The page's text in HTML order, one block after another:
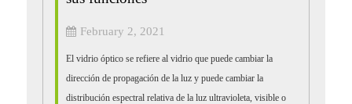
February 2, 2021
El vidrio óptico se refiere al vidrio que puede cambiar la
dirección de propagación de la luz y puede cambiar la
distribución espectral relativa de la luz ultravioleta, visible o